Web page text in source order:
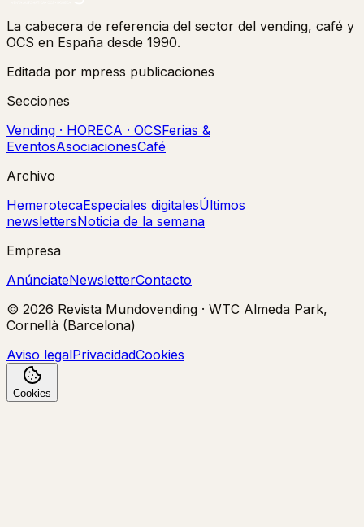
La cabecera de referencia del sector del vending, café y
OCS en España desde 1990.
Editada por mpress publicaciones
Secciones
Vending · HORECA · OCSFerias &
EventosAsociacionesCafé
Archivo
HemerotecaEspeciales digitalesÚltimos
newslettersNoticia de la semana
Empresa
AnúnciateNewsletterContacto
© 2026 Revista Mundovending · WTC Almeda Park,
Cornellà (Barcelona)
Aviso legalPrivacidadCookies
Cookies